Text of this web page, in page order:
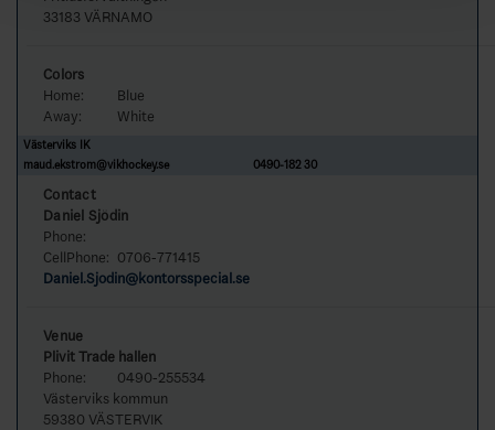
33183 VÄRNAMO
Colors
Home:
Blue
Away:
White
Västerviks IK
maud.ekstrom@vikhockey.se
0490-182 30
Contact
Daniel Sjödin
Phone:
CellPhone: 0706-771415
Daniel.Sjodin@kontorsspecial.se
Venue
Plivit Trade hallen
Phone:
0490-255534
Västerviks kommun
59380 VÄSTERVIK